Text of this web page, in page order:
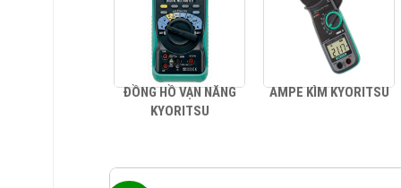
ĐỒNG HỒ VẠN NĂNG
KYORITSU
AMPE KÌM KYORITSU